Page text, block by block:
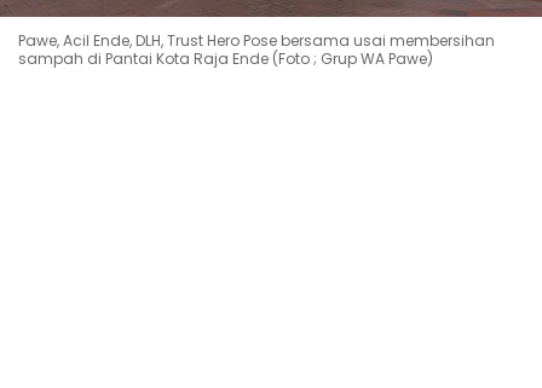
Pawe, Acil Ende, DLH, Trust Hero Pose bersama usai membersihan
sampah di Pantai Kota Raja Ende (Foto ; Grup WA Pawe)